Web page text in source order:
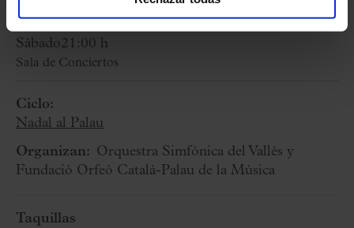
16 Diciembre 2023
Sábado21:00 h
Sala de Conciertos
Ciclo:
Nadal al Palau
Organizan: Orquestra Simfònica del Vallès y
Fundació Orfeó Català-Palau de la Música
Taquillas